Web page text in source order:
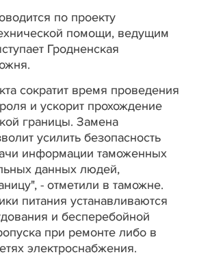
по проекту
помощи, ведущим
Гродненская
сократит время проведения
и ускорит прохождение
границы. Замена
усилить безопасность
информации таможенных
данных людей,
- отметили в таможне.
питания устанавливаются
и бесперебойной
при ремонте либо в
электроснабжения.